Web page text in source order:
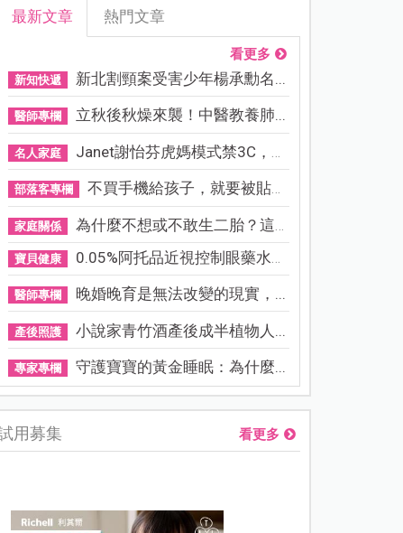
最新文章 熱門文章
看更多
新知快遞 新北割頸案受害少年楊承勳名...
醫師專欄 立秋後秋燥來襲！中醫教養肺...
名人家庭 Janet謝怡芬虎媽模式禁3C，看...
部落客專欄 不買手機給孩子，就要被貼「...
家庭關係 為什麼不想或不敢生二胎？這8...
寶貝健康 0.05%阿托品近視控制眼藥水納...
醫師專欄 晚婚晚育是無法改變的現實，...
產後照護 小說家青竹酒產後成半植物人...
專家專欄 守護寶寶的黃金睡眠：為什麼...
用募集 看更多